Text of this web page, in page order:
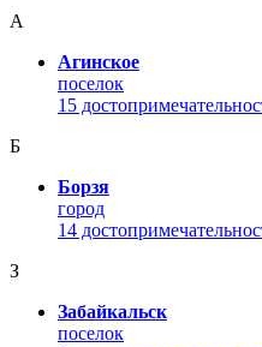
А
Агинское
поселок
15
Б
Борзя
город
14
З
Забайкальск
поселок